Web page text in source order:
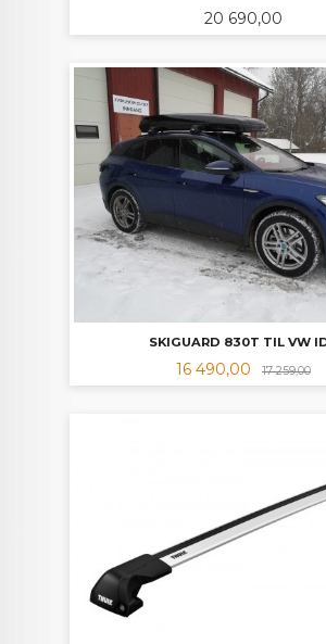
Pris
20 690,00
SKIGUARD 830T TIL VW
Tilbud
16 490,00 17 259,00